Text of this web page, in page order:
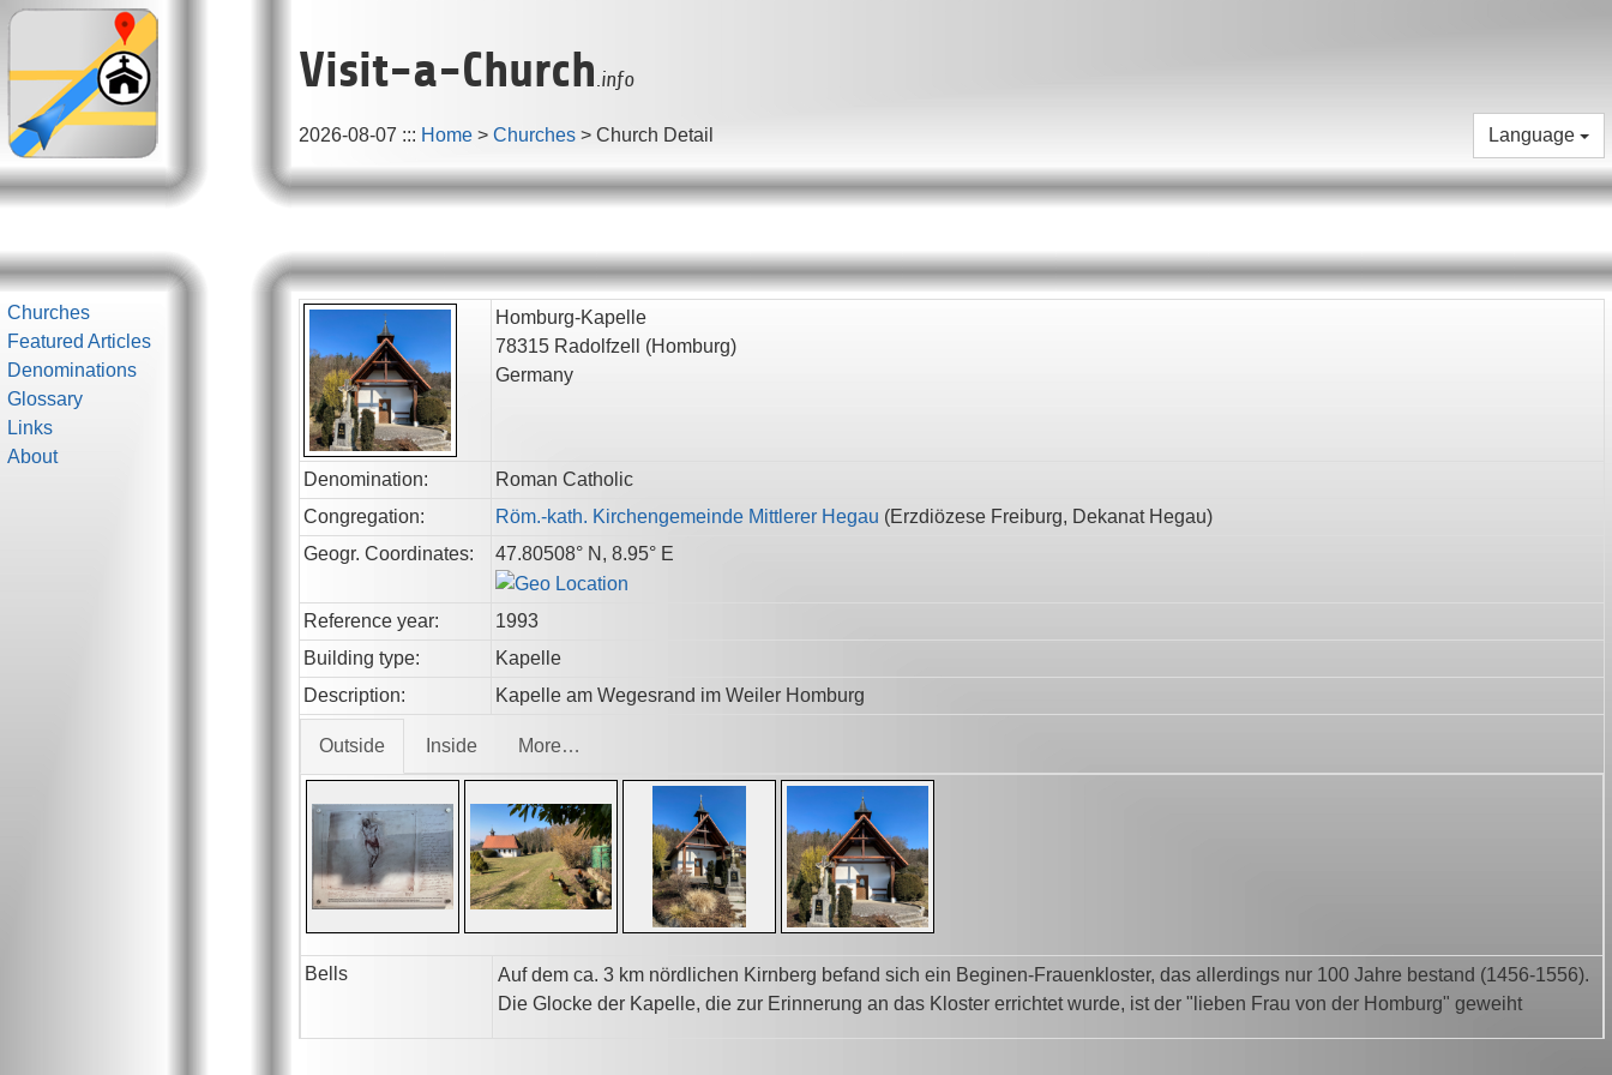
Visit-a-Church.info
2026-08-07 ::: Home > Churches > Church Detail Language
Churches
Featured Articles
Denominations
Glossary
Links
About
Homburg-Kapelle
78315 Radolfzell
(Homburg)
Germany
Denomination:
Roman Catholic
Congregation:
Röm.-kath. Kirchengemeinde Mittlerer Hegau (Erzdiözese Freiburg, Dekanat Hegau)
Geogr. Coordinates:
47.80508° N, 8.95° E
Reference year:
1993
Building type:
Kapelle
Description:
Kapelle am Wegesrand im Weiler Homburg
Outside Inside More…
Bells
Auf dem ca. 3 km nördlichen Kirnberg befand sich ein Beginen-Frauenkloster, das allerdings nur 100 Jahre bestand (1456-1556).
Die Glocke der Kapelle, die zur Erinnerung an das Kloster errichtet wurde, ist der "lieben Frau von der Homburg" geweiht